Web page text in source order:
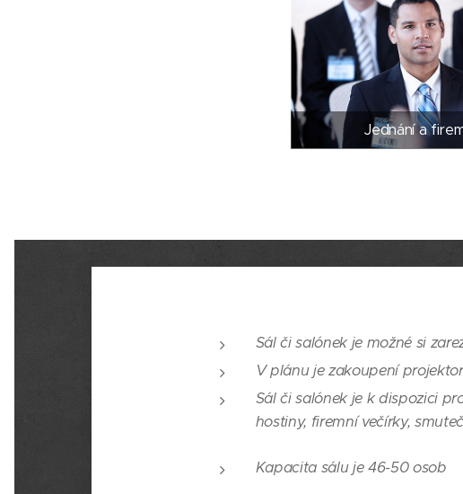
Jednání a
Sál či salónek je možné si
V plánu je zakoupení
Sál či salónek je k dispozici
hostiny, firemní večírky,
Kapacita sálu je 46-50 osob